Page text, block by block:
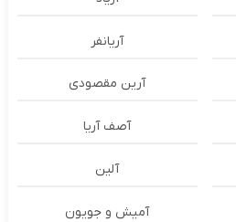
آریانفر
آرین مقصودی
آصف آریا
آلین
آمیش و جویون